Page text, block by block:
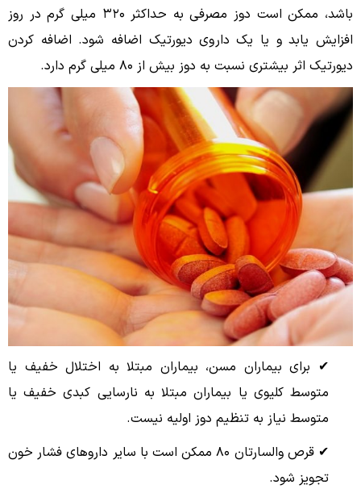
باشد، ممکن است دوز مصرفى به حداکثر ۳۲۰ میلی گرم در روز
افزایش یابد و یا یک داروى دیورتیک اضافه شود. اضافه کردن
دیورتیک اثر بیشتری نسبت به دوز بیش از ۸۰ میلی گرم دارد.
✔ برای بیماران مسن، بیماران مبتلا به اختلال خفیف یا
متوسط ​​کلیوی یا بیماران مبتلا به نارسایی کبدی خفیف یا
متوسط ​​نیاز به تنظیم دوز اولیه نیست.
✔ قرص والسارتان ۸۰ ممکن است با سایر داروهای فشار خون
تجویز شود.